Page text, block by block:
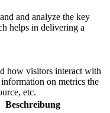
and analyze the key
helps in delivering a
how visitors interact with
on metrics the
etc.
Beschreibung